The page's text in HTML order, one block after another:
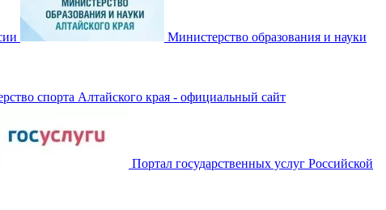
Министерство образования и науки
спорта Алтайского края - официальный сайт
Портал государственных услуг Российской